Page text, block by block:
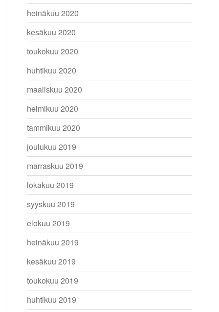
heinäkuu 2020
kesäkuu 2020
toukokuu 2020
huhtikuu 2020
maaliskuu 2020
helmikuu 2020
tammikuu 2020
joulukuu 2019
marraskuu 2019
lokakuu 2019
syyskuu 2019
elokuu 2019
heinäkuu 2019
kesäkuu 2019
toukokuu 2019
huhtikuu 2019